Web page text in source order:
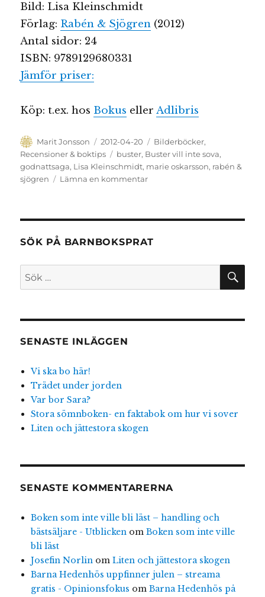
Bild: Lisa Kleinschmidt
Förlag: Rabén & Sjögren (2012)
Antal sidor: 24
ISBN: 9789129680331
Jämför priser:
Köp: t.ex. hos Bokus ellerAdlibris
Författare
Marit Jonsson
Publicerat
den
2012-04-20 Kategorier
Bilderböcker,
Recensioner & boktips
Etiketter
buster, Buster vill inte sova,
godnattsaga, Lisa Kleinschmidt, marie oskarsson, rabén &
sjögren
Lämna en kommentartill
SÖK PÅ BARNBOKSPRAT
Sök
SENASTE INLÄGGEN
Vi ska bo här!
Trädet under jorden
Var bor Sara?
Stora sömnboken- en faktabok om hur vi sover
Liten och jättestora skogen
SENASTE KOMMENTARERNA
Boken som inte ville bli läst – handling och
bästsäljare - Utblickenom Boken som inte ville
bli läst
Josefin Norlinom Liten och jättestora skogen
Barna Hedenhös uppfinner julen – streama
gratis - Opinionsfokus om Barna Hedenhös på